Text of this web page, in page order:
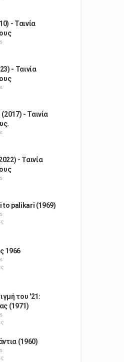
- Ταινία
- Ταινία
(2017) - Ταινία
- Ταινία
to palikari (1969)
1966
του '21:
(1971)
(1960)